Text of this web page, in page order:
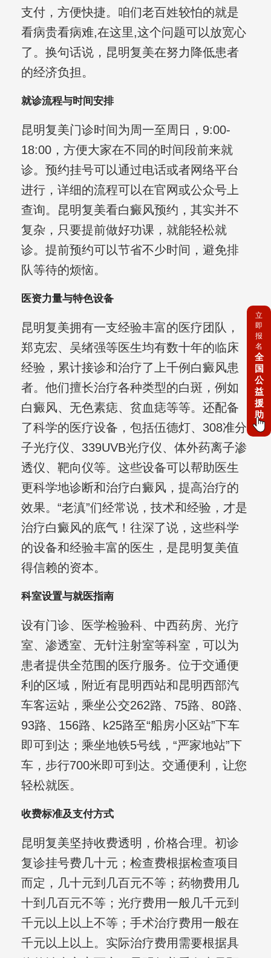
支付，方便快捷。咱们老百姓较怕的就是
看病贵看病难,在这里,这个问题可以放宽心
了。换句话说，昆明复美在努力降低患者
的经济负担。
就诊流程与时间安排
昆明复美门诊时间为周一至周日，9:00-
18:00，方便大家在不同的时间段前来就
诊。预约挂号可以通过电话或者网络平台
进行，详细的流程可以在官网或公众号上
查询。昆明复美看白癜风预约，其实并不
复杂，只要提前做好功课，就能轻松就
诊。提前预约可以节省不少时间，避免排
队等待的烦恼。
医资力量与特色设备
昆明复美拥有一支经验丰富的医疗团队，
郑克宏、吴绪强等医生均有数十年的临床
经验，累计接诊和治疗了上千例白癜风患
者。他们擅长治疗各种类型的白斑，例如
白癜风、无色素痣、贫血痣等等。还配备
了科学的医疗设备，包括伍德灯、308准分
子光疗仪、339UVB光疗仪、体外药离子渗
透仪、靶向仪等。这些设备可以帮助医生
更科学地诊断和治疗白癜风，提高治疗的
效果。“老滇”们经常说，技术和经验，才是
治疗白癜风的底气！往深了说，这些科学
的设备和经验丰富的医生，是昆明复美值
得信赖的资本。
科室设置与就医指南
设有门诊、医学检验科、中西药房、光疗
室、渗透室、无针注射室等科室，可以为
患者提供全范围的医疗服务。位于交通便
利的区域，附近有昆明西站和昆明西部汽
车客运站，乘坐公交262路、75路、80路、
93路、156路、k25路至“船房小区站”下车
即可到达；乘坐地铁5号线，“严家地站”下
车，步行700米即可到达。交通便利，让您
轻松就医。
收费标准及支付方式
昆明复美坚持收费透明，价格合理。初诊
复诊挂号费几十元；检查费根据检查项目
而定，几十元到几百元不等；药物费用几
十到几百元不等；光疗费用一般几千元到
千元以上以上不等；手术治疗费用一般在
千元以上以上。实际治疗费用需要根据具
立
即
报
名
全
国
公
益
援
助